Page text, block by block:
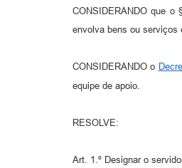
CONSIDERANDO que o
envolva bens ou serviços
CONSIDERANDO o
equipe de apoio.
RESOLVE:
Art. 1.º Designar o